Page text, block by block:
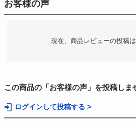
お客様の声
現在、商品レビューの投稿は
この商品の「お客様の声」を投稿しま
ログインして投稿する >